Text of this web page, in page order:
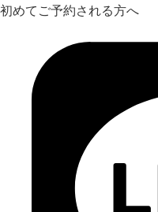
初めてご予約される方へ